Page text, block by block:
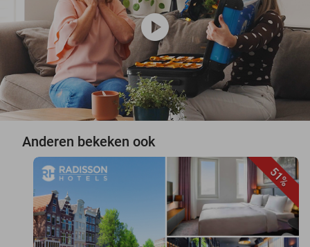
play_circle
Anderen bekeken ook
51%